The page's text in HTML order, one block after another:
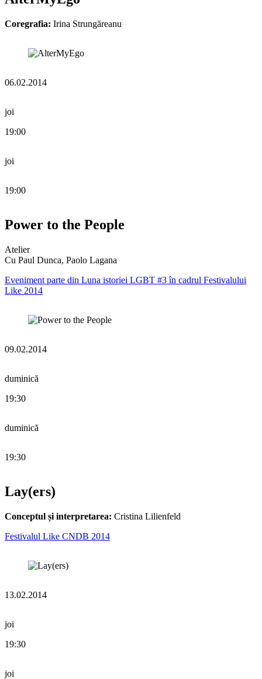
Coregrafia: Irina Strungăreanu
06.02.2014
joi
19:00
joi
19:00
Power to the People
Atelier
Cu Paul Dunca, Paolo Lagana
Eveniment parte din Luna istoriei LGBT #3 în cadrul Festivalului
Like 2014
09.02.2014
duminică
19:30
duminică
19:30
Lay(ers)
Conceptul și interpretarea: Cristina Lilienfeld
Festivalul Like CNDB 2014
13.02.2014
joi
19:30
joi